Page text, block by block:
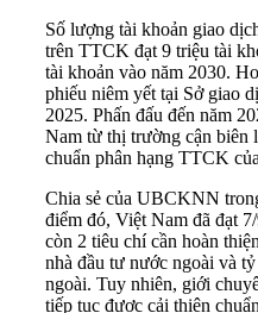
Số lượng tài khoản giao
trên TTCK đạt 9 triệu tài
tài khoản vào năm 2030.
phiếu niêm yết tại Sở giao
2025. Phấn đấu đến năm
Nam từ thị trường cận biên
chuẩn phân hạng TTCK
Chia sẻ của UBCKNN
điểm đó, Việt Nam đã đạt
còn 2 tiêu chí cần hoàn
nhà đầu tư nước ngoài và
ngoài. Tuy nhiên, giới
tiếp tục được cải thiện